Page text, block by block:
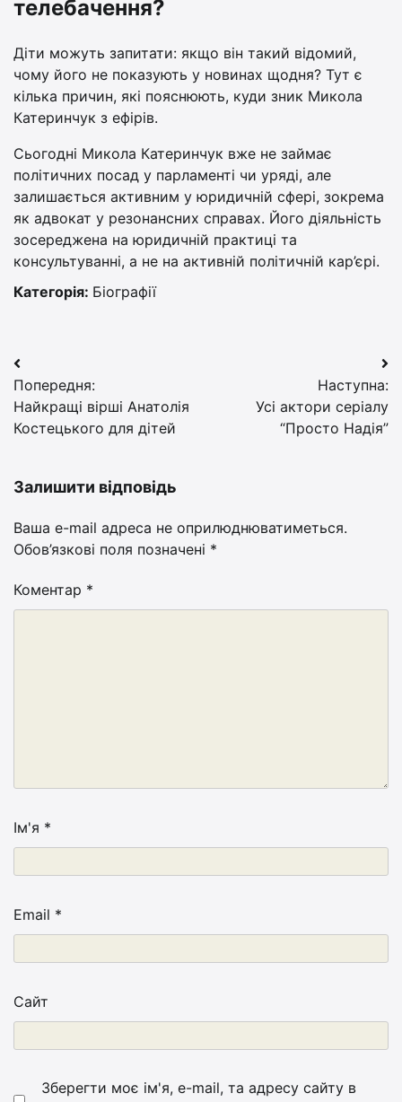
телебачення?
Діти можуть запитати: якщо він такий відомий,
чому його не показують у новинах щодня? Тут є
кілька причин, які пояснюють, куди зник Микола
Катеринчук з ефірів.
Сьогодні Микола Катеринчук вже не займає
політичних посад у парламенті чи уряді, але
залишається активним у юридичній сфері, зокрема
як адвокат у резонансних справах. Його діяльність
зосереджена на юридичній практиці та
консультуванні, а не на активній політичній кар’єрі.
Категорія: Біографії
Навігація
записів
Попередня:
Найкращі вірші Анатолія
Костецького для дітей
Наступна:
Усі актори серіалу
“Просто Надія”
Залишити відповідь
Ваша e-mail адреса не оприлюднюватиметься.
Обов’язкові поля позначені *
Коментар *
Ім'я *
Email *
Сайт
Зберегти моє ім'я, e-mail, та адресу сайту в